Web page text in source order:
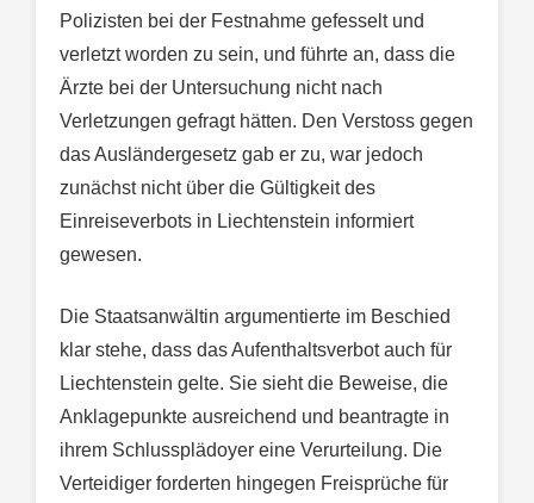
Polizisten bei der Festnahme gefesselt und
verletzt worden zu sein, und führte an, dass die
Ärzte bei der Untersuchung nicht nach
Verletzungen gefragt hätten. Den Verstoss gegen
das Ausländergesetz gab er zu, war jedoch
zunächst nicht über die Gültigkeit des
Einreiseverbots in Liechtenstein informiert
gewesen.
Die Staatsanwältin argumentierte im Beschied
klar stehe, dass das Aufenthaltsverbot auch für
Liechtenstein gelte. Sie sieht die Beweise, die
Anklagepunkte ausreichend und beantragte in
ihrem Schlussplädoyer eine Verurteilung. Die
Verteidiger forderten hingegen Freisprüche für